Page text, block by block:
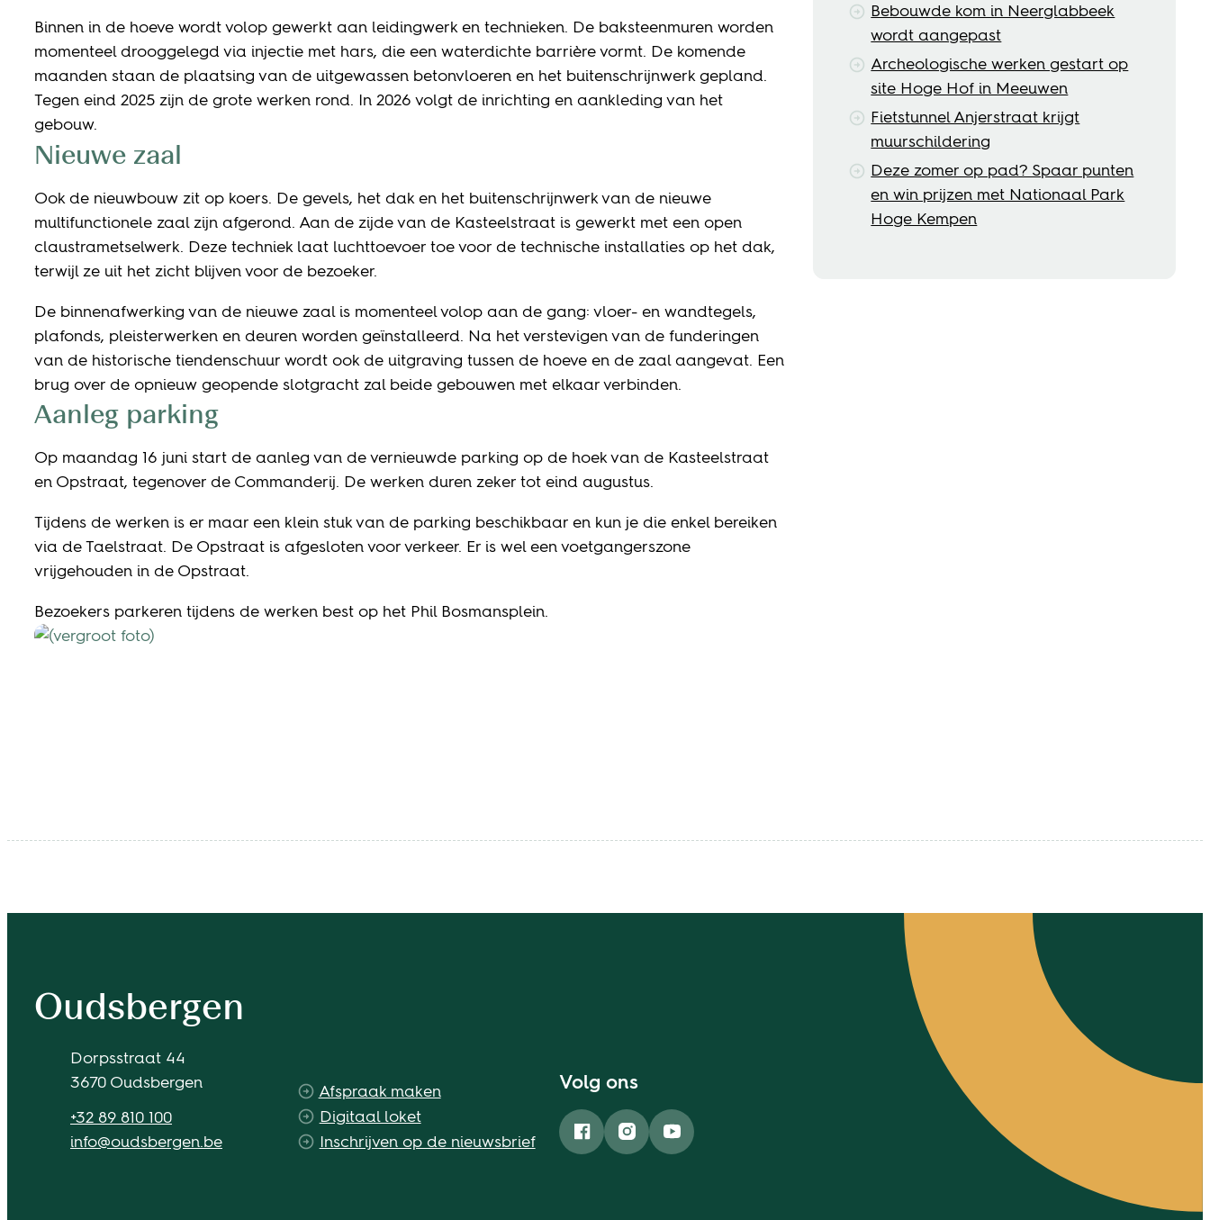
Binnen in de hoeve wordt volop gewerkt aan leidingwerk en technieken. De baksteenmuren worden
momenteel drooggelegd via injectie met hars, die een waterdichte barrière vormt. De komende
maanden staan de plaatsing van de uitgewassen betonvloeren en het buitenschrijnwerk gepland.
Tegen eind 2025 zijn de grote werken rond. In 2026 volgt de inrichting en aankleding van het
gebouw.
Nieuwe zaal
Ook de nieuwbouw zit op koers. De gevels, het dak en het buitenschrijnwerk van de nieuwe
multifunctionele zaal zijn afgerond. Aan de zijde van de Kasteelstraat is gewerkt met een open
claustrametselwerk. Deze techniek laat luchttoevoer toe voor de technische installaties op het dak,
terwijl ze uit het zicht blijven voor de bezoeker.
De binnenafwerking van de nieuwe zaal is momenteel volop aan de gang: vloer- en wandtegels,
plafonds, pleisterwerken en deuren worden geïnstalleerd. Na het verstevigen van de funderingen
van de historische tiendenschuur wordt ook de uitgraving tussen de hoeve en de zaal aangevat. Een
brug over de opnieuw geopende slotgracht zal beide gebouwen met elkaar verbinden.
Aanleg parking
Op maandag 16 juni start de aanleg van de vernieuwde parking op de hoek van de Kasteelstraat
en Opstraat, tegenover de Commanderij. De werken duren zeker tot eind augustus.
Tijdens de werken is er maar een klein stuk van de parking beschikbaar en kun je die enkel bereiken
via de Taelstraat. De Opstraat is afgesloten voor verkeer. Er is wel een voetgangerszone
vrijgehouden in de Opstraat.
Bezoekers parkeren tijdens de werken best op het Phil Bosmansplein.
Bebouwde kom in Neerglabbeek
wordt aangepast
Archeologische werken gestart op
site Hoge Hof in Meeuwen
Fietstunnel Anjerstraat krijgt
muurschildering
Deze zomer op pad? Spaar punten
en win prijzen met Nationaal Park
Hoge Kempen
Contact & openingsuren
Oudsbergen
AdresDorpsstraat 44
,3670 Oudsbergen
+32 89 810 100
E-mailinfo@oudsbergen.be
Afspraak maken
Digitaal loket
Inschrijven op de nieuwsbrief
Volg ons
FacebookInstagramYouTube